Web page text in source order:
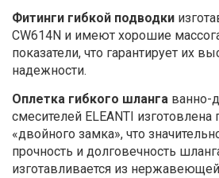
Фитинги гибкой подводки
CW614N и имеют хорошие
показатели, что гарантирует их
надежности.
Оплетка гибкого шланга ванно-
смесителей ELEANTI изготовлена
«двойного замка», что
прочность и долговечность
изготавливается из